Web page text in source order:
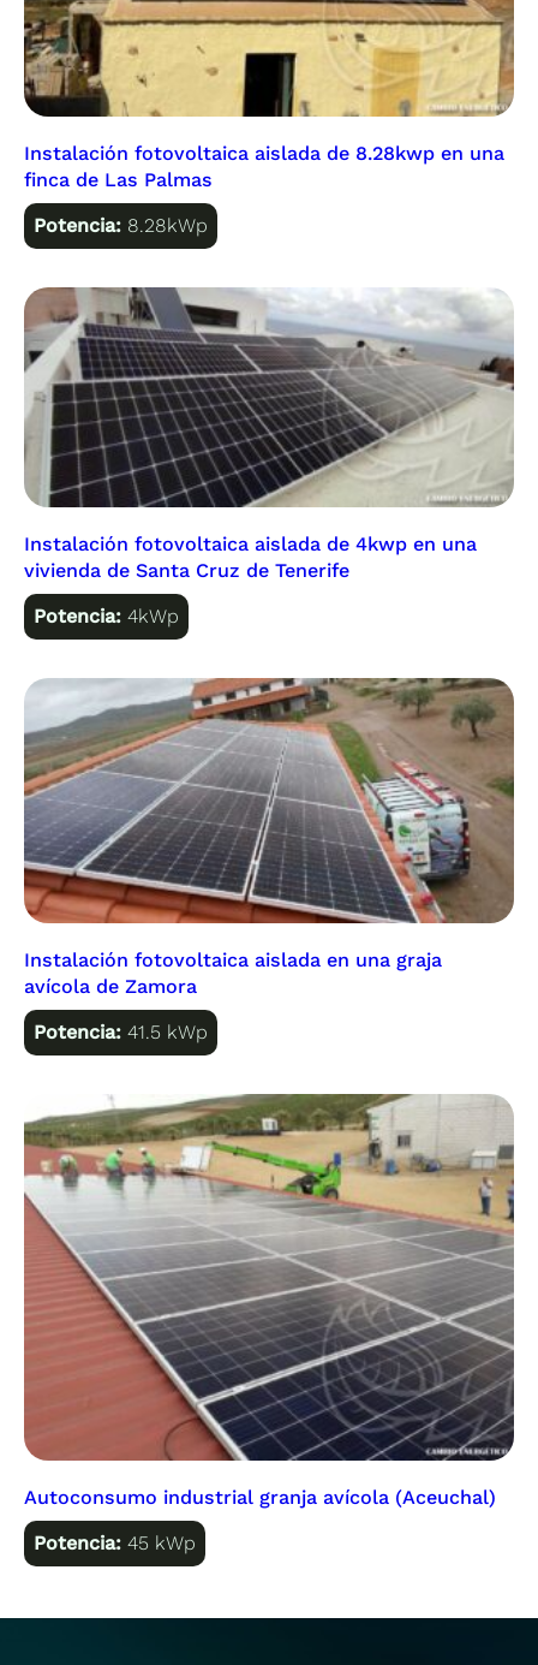
Instalación fotovoltaica aislada de 8.28kwp en una
finca de Las Palmas
Potencia: 8.28kWp
Instalación fotovoltaica aislada de 4kwp en una
vivienda de Santa Cruz de Tenerife
Potencia:4kWp
Instalación fotovoltaica aislada en una graja
avícola de Zamora
Potencia:41.5 kWp
Autoconsumo industrial granja avícola (Aceuchal)
Potencia:45 kWp